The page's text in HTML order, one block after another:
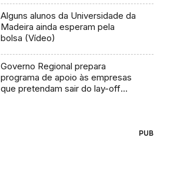
Alguns alunos da Universidade da
Madeira ainda esperam pela
bolsa (Vídeo)
Governo Regional prepara
programa de apoio às empresas
que pretendam sair do lay-off
PUB